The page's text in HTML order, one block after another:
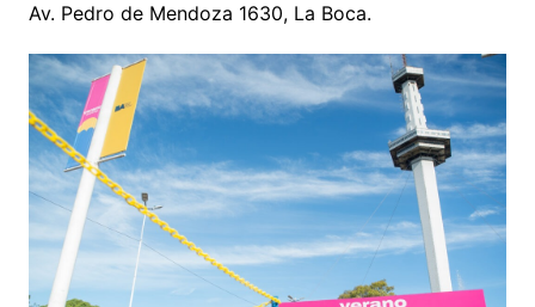
Av. Pedro de Mendoza 1630, La Boca.